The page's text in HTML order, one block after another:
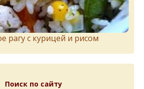
рагу с курицей и рисом
Поиск по сайту